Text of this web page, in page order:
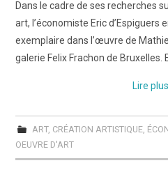
Dans le cadre de ses recherches
art, l’économiste Eric d’Espiguers
exemplaire dans l’œuvre de
galerie Felix Frachon de Bruxelles.
Lire plus
ART, CRÉATION ARTISTIQUE,
OEUVRE D'ART